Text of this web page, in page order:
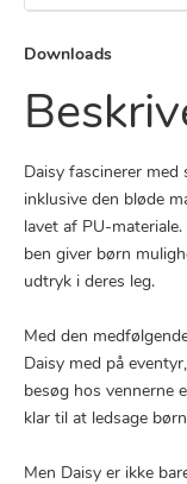
Downloads
Daisy fascinerer
inklusive den bløde
lavet af PU-
ben giver børn
udtryk i deres leg.
Med den
Daisy med på
besøg hos vennerne
klar til at ledsage
Men Daisy er ikke